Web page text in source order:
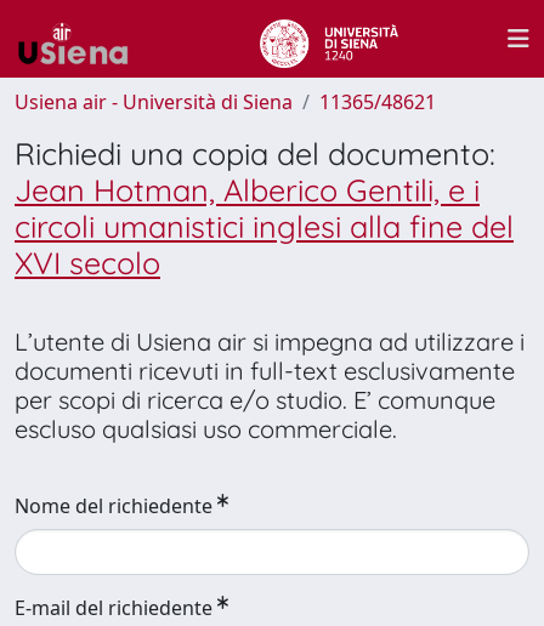
Usiena air - Università di Siena 11365/48621
Richiedi una copia del documento:
Jean Hotman, Alberico Gentili, e i
circoli umanistici inglesi alla fine del
XVI secolo
L’utente di Usiena air si impegna ad utilizzare i
documenti ricevuti in full-text esclusivamente
per scopi di ricerca e/o studio. E’ comunque
escluso qualsiasi uso commerciale.
Nome del richiedente
E-mail del richiedente